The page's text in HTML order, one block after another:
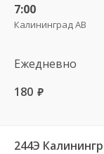
7:00
Калининград АВ
Ежедневно
180 руб.
244Э